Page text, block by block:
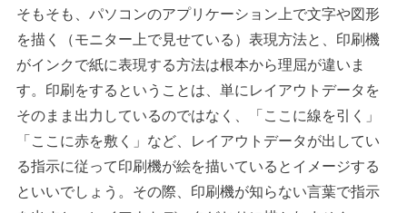
そもそも、パソコンのアプリケーション上で文字や図形
を描く（モニター上で見せている）表現方法と、印刷機
がインクで紙に表現する方法は根本から理屈が違いま
す。印刷をするということは、単にレイアウトデータを
そのまま出力しているのではなく、「ここに線を引く」
「ここに赤を敷く」など、レイアウトデータが出してい
る指示に従って印刷機が絵を描いているとイメージする
といいでしょう。その際、印刷機が知らない言葉で指示